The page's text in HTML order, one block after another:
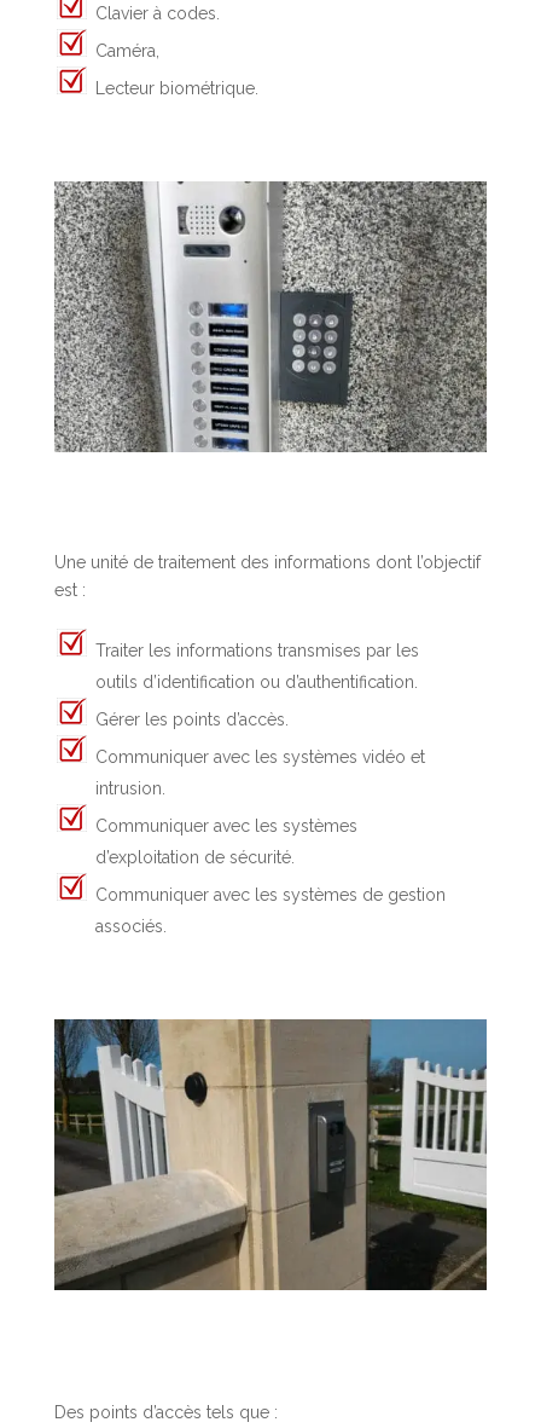
Clavier à codes.
Caméra,
Lecteur biométrique.
Une unité de traitement des informations dont l’objectif
est :
Traiter les informations transmises par les
outils d’identification ou d’authentification.
Gérer les points d’accès.
Communiquer avec les systèmes vidéo et
intrusion.
Communiquer avec les systèmes
d’exploitation de sécurité.
Communiquer avec les systèmes de gestion
associés.
Des points d’accès tels que :